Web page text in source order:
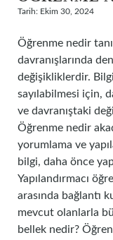
Tarih: Ekim 30, 2024
Öğrenme nedir
davranışlarında
değişikliklerdir.
sayılabilmesi için,
ve davranıştaki
Öğrenme nedir
yorumlama ve
bilgi, daha önce
Yapılandırmacı
arasında bağlantı
mevcut olanlarla
bellek nedir?